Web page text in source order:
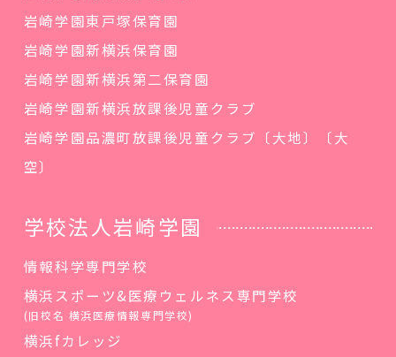
岩崎学園東戸塚保育園
岩崎学園新横浜保育園
岩崎学園新横浜第二保育園
岩崎学園新横浜放課後児童クラブ
岩崎学園品濃町放課後児童クラブ〔大地〕〔大
空〕
学校法人岩崎学園
情報科学専門学校
横浜スポーツ&医療ウェルネス専門学校
(旧校名 横浜医療情報専門学校)
横浜fカレッジ